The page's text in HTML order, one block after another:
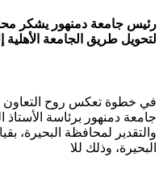
رئيس جامعة دمنهور يشكر
لتحويل طريق الجامعة الأهلية
في خطوة تعكس روح التعاون
جامعة دمنهور برئاسة
والتقدير لمحافظة البحيرة،
البحيرة، وذلك للا